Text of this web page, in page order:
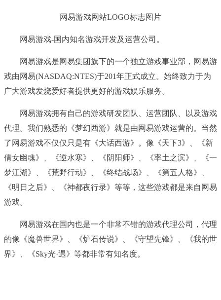
网易游戏网站LOGO标志图片
网易游戏-国内知名游戏开发及运营公司。
网易游戏是网易集团旗下的一个独立游戏事业部，网易游
戏由网易(NASDAQ:NTES)于201年正式成立。始终致力于为
广大游戏发烧爱好者提供更好的游戏娱乐服务。
网易游戏拥有自己的游戏研发团队、运营团队、以及游戏
代理。我们熟悉的《梦幻西游》就是由网易游戏运营的。当然
了网易游戏不仅仅只是有《大话西游》。像《天下3》、《新
倩女幽魂》、《逆水寒》、《阴阳师》、《率土之滨》、《一
梦江湖》、《荒野行动》、《终结战场》、《第五人格》、
《明日之后》、《神都夜行录》等等，这些游戏都是来自网易
游戏。
网易游戏在国内也是一个非常不错的游戏代理公司，代理
的像《魔兽世界》、《炉石传说》、《守望先锋》、《我的世
界》、《Sky光·遇》等都非常有知名度。